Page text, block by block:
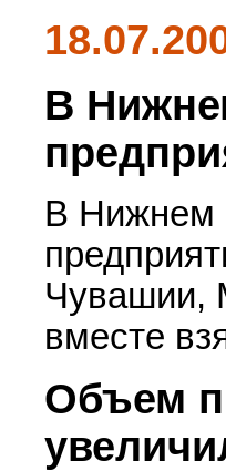
В
В Нижнем
Чувашии,
вместе
Объем